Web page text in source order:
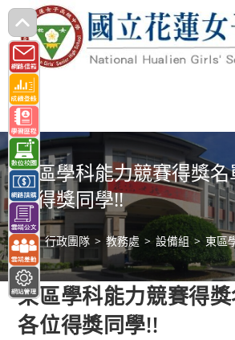
跳
轉
至
主
要
內
容 東區學科能力競賽得獎
位得獎同學!!
> 行政團隊 > 教務處 > 設備組 > 東區
東區學科能力競賽得
各位得獎同學!!